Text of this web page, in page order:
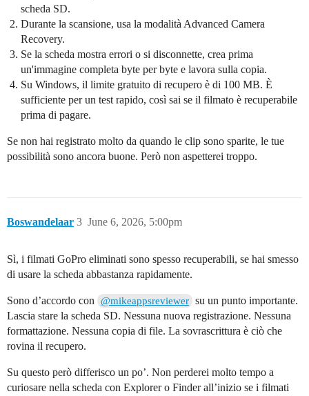
scheda SD.
Durante la scansione, usa la modalità Advanced Camera
Recovery.
Se la scheda mostra errori o si disconnette, crea prima
un'immagine completa byte per byte e lavora sulla copia.
Su Windows, il limite gratuito di recupero è di 100 MB. È
sufficiente per un test rapido, così sai se il filmato è recuperabile
prima di pagare.
Se non hai registrato molto da quando le clip sono sparite, le tue
possibilità sono ancora buone. Però non aspetterei troppo.
Boswandelaar June 6, 2026, 5:00pm
3
Sì, i filmati GoPro eliminati sono spesso recuperabili, se hai smesso
di usare la scheda abbastanza rapidamente.
Sono d’accordo con @mikeappsreviewer su un punto importante.
Lascia stare la scheda SD. Nessuna nuova registrazione. Nessuna
formattazione. Nessuna copia di file. La sovrascrittura è ciò che
rovina il recupero.
Su questo però differisco un po’. Non perderei molto tempo a
curiosare nella scheda con Explorer o Finder all’inizio se i filmati